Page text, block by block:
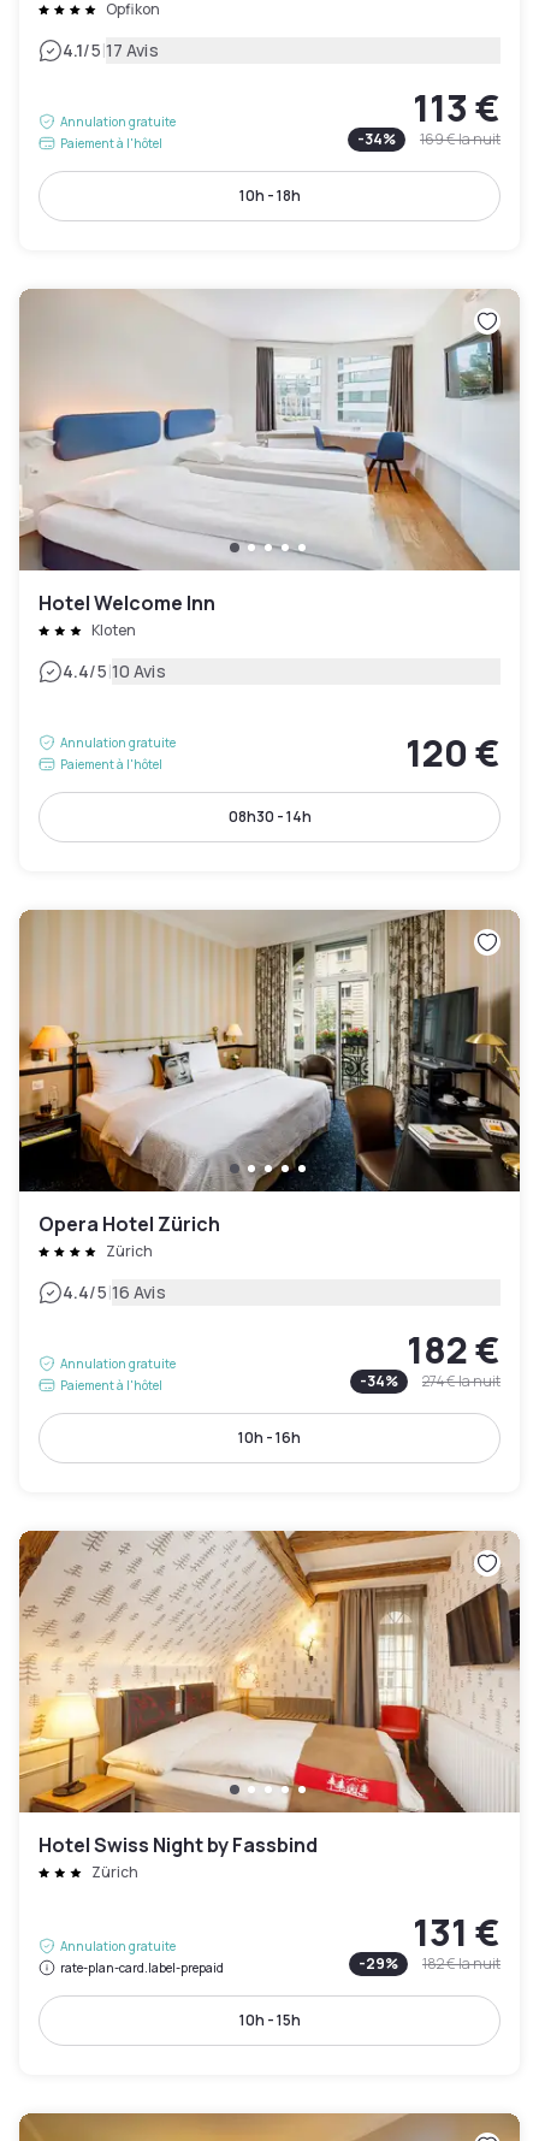
Opfikon
4.1/5|17 Avis
Annulation gratuite
Paiement à l'hôtel
113 €
-34% 169 €la nuit
10h - 18h
Hotel Welcome Inn
Kloten
4.4/5|10 Avis
Annulation gratuite
Paiement à l'hôtel
120 €
08h30 - 14h
Opera Hotel Zürich
Zürich
4.4/5|16 Avis
Annulation gratuite
Paiement à l'hôtel
182 €
-34% 274 €la nuit
10h - 16h
Hotel Swiss Night by Fassbind
Zürich
Annulation gratuite
rate-plan-card.label-prepaid
131 €
-29% 182 €la nuit
10h - 15h